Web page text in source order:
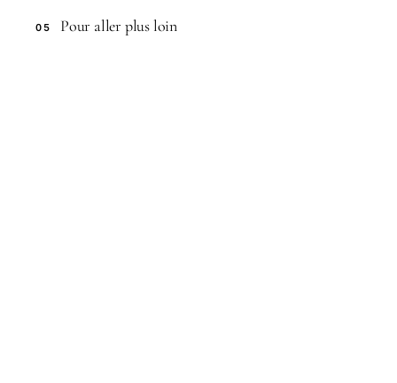
05 Pour aller plus loin